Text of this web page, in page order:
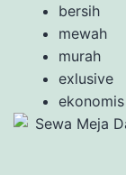
bersih
mewah
murah
exlusive
ekonomis